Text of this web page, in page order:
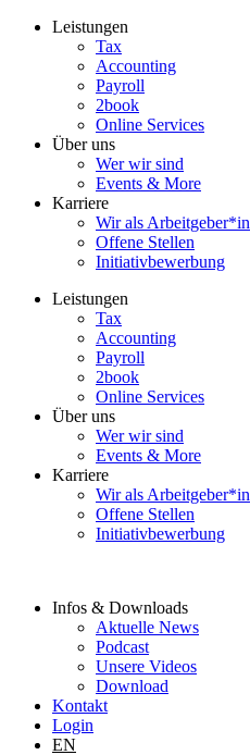
Zum
Leistungen
Tax
Accounting
Payroll
2book
Online Services
Über uns
Wer wir sind
Events & More
Karriere
Wir als Arbeitgeber*in
Offene Stellen
Initiativbewerbung
Leistungen
Tax
Accounting
Payroll
2book
Online Services
Über uns
Wer wir sind
Events & More
Karriere
Wir als Arbeitgeber*in
Offene Stellen
Initiativbewerbung
Infos & Downloads
Aktuelle News
Podcast
Unsere Videos
Download
Kontakt
Login
EN